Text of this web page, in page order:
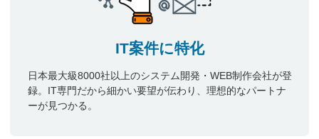
IT案件に特化
日本最大級8000社以上のシステム開発・WEB制作会社が登
録。IT専門だから細かい要望が伝わり、理想的なパートナ
ーが見つかる。